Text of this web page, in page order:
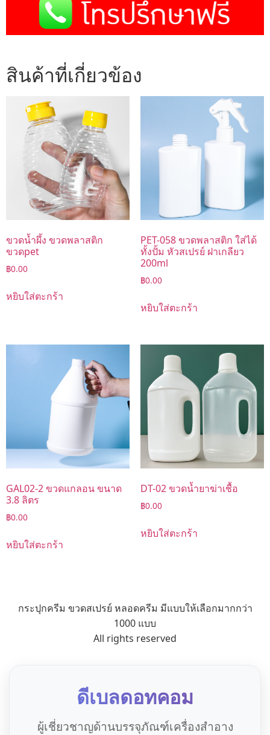
สินค้าที่เกี่ยวข้อง
ขวดน้ำผึ้ง ขวดพลาสติก
ขวดpet
฿0.00
หยิบใส่ตะกร้า
PET-058 ขวดพลาสติก ใส่ได้
ทั้งปั้ม หัวสเปรย์ ฝาเกลียว
200ml
฿0.00
หยิบใส่ตะกร้า
GAL02-2 ขวดแกลอน ขนาด
3.8 ลิตร
฿0.00
หยิบใส่ตะกร้า
DT-02 ขวดน้ำยาฆ่าเชื้อ
฿0.00
หยิบใส่ตะกร้า
กระปุกครีม ขวดสเปรย์ หลอดครีม มีแบบให้เลือกมากกว่า
1000 แบบ
All rights reserved
ดีเบลดอทคอม
ผู้เชี่ยวชาญด้านบรรจุภัณฑ์เครื่องสำอาง